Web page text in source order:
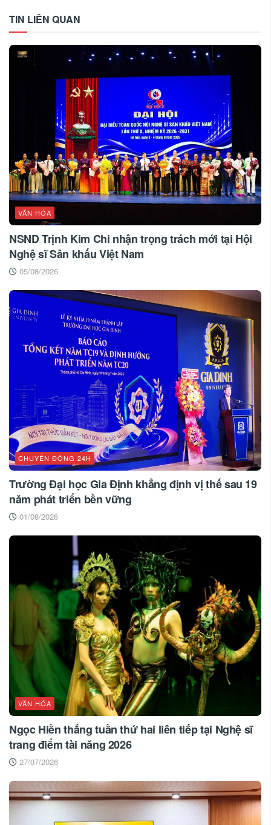
TIN LIÊN QUAN
VĂN HÓA
NSND Trịnh Kim Chi nhận trọng trách mới tại Hội
Nghệ sĩ Sân khấu Việt Nam
05/08/2026
CHUYỂN ĐỘNG 24H
Trường Đại học Gia Định khẳng định vị thế sau 19
năm phát triển bền vững
01/08/2026
VĂN HÓA
Ngọc Hiền thắng tuần thứ hai liên tiếp tại Nghệ sĩ
trang điểm tài năng 2026
27/07/2026